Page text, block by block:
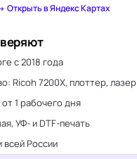
·Открыть в Яндекс Картах
с 2018 года
Ricoh 7200X, плоттер, лазер
1 рабочего дня
УФ- и DTF-печать
всей России